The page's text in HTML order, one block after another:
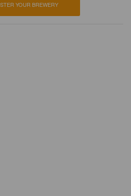
YOUR BREWERY